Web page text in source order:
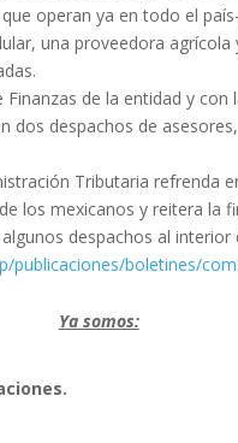
operan ya en todo el
una proveedora
de la entidad y
dos despachos de
Tributaria refrenda
los mexicanos y reitera la
despachos al interior
publicaciones/boletines/
Ya somos: